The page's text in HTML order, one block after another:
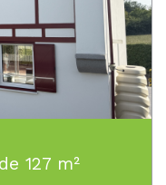
127 m²